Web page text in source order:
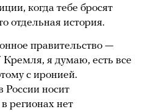
когда тебе бросят
отдельная история.
правительство —
Кремля, я думаю, есть все
с иронией.
России носит
регионах нет